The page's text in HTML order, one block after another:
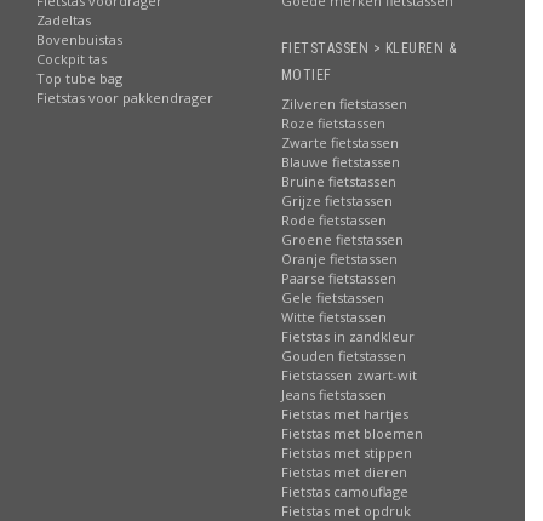
Zadeltas
Bovenbuistas
Cockpit tas
Top tube bag
Fietstas voor pakkendrager
FIETSTASSEN > KLEUREN &
MOTIEF
Zilveren fietstassen
Roze fietstassen
Zwarte fietstassen
Blauwe fietstassen
Bruine fietstassen
Grijze fietstassen
Rode fietstassen
Groene fietstassen
Oranje fietstassen
Paarse fietstassen
Gele fietstassen
Witte fietstassen
Fietstas in zandkleur
Gouden fietstassen
Fietstassen zwart-wit
Jeans fietstassen
Fietstas met hartjes
Fietstas met bloemen
Fietstas met stippen
Fietstas met dieren
Fietstas camouflage
Fietstas met opdruk